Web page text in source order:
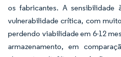
os fabricantes. A sensibilidade
vulnerabilidade crítica, com
perdendo viabilidade em 6-12
armazenamento, em